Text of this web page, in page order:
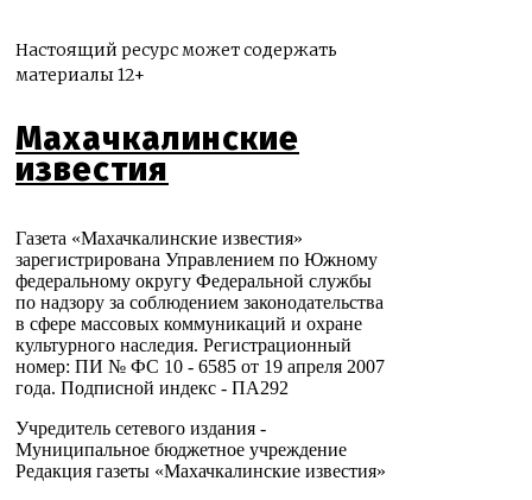
Настоящий ресурс может содержать
материалы 12+
Махачкалинские
известия
Газета «Махачкалинские известия»
зарегистрирована Управлением по Южному
федеральному округу Федеральной службы
по надзору за соблюдением законодательства
в сфере массовых коммуникаций и охране
культурного наследия. Регистрационный
номер: ПИ № ФС 10 - 6585 от 19 апреля 2007
года. Подписной индекс - ПА292
Учредитель сетевого издания -
Муниципальное бюджетное учреждение
Редакция газеты «Махачкалинские известия»